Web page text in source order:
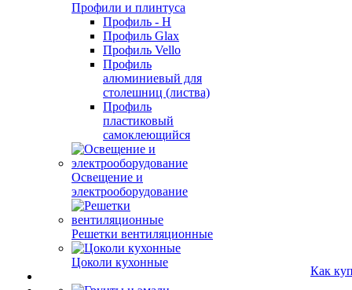
Профили и плинтуса
Профиль - H
Профиль Glax
Профиль Vello
Профиль
алюминиевый для
столешниц (листва)
Профиль
пластиковый
самоклеющийся
Освещение и
электрооборудование
Решетки вентиляционные
Цоколи кухонные
Как